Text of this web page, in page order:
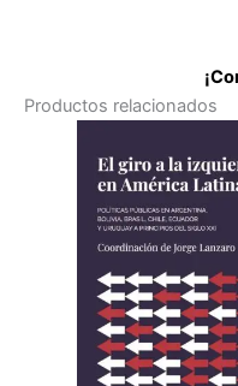
Productos relacionados